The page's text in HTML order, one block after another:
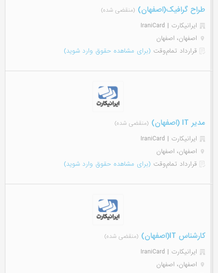
طراح گرافیک(اصفهان) (منقضی شده)
ایرانیکارت | IraniCard
اصفهان، اصفهان
قرارداد تمام‌وقت (برای مشاهده حقوق وارد شوید)
مدیر IT (اصفهان) (منقضی شده)
ایرانیکارت | IraniCard
اصفهان، اصفهان
قرارداد تمام‌وقت (برای مشاهده حقوق وارد شوید)
کارشناس IT(اصفهان) (منقضی شده)
ایرانیکارت | IraniCard
اصفهان، اصفهان